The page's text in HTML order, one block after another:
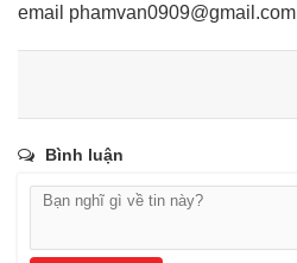
email phamvan0909@gmail.com
Bình luận